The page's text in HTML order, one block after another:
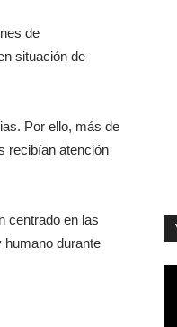
de
situación de
Por ello, más de
recibían atención
centrado en las
humano durante